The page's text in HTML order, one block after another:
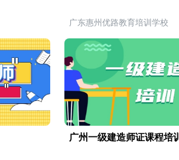
广东惠州优路教育培训学校
广州一级建造师证课程培训